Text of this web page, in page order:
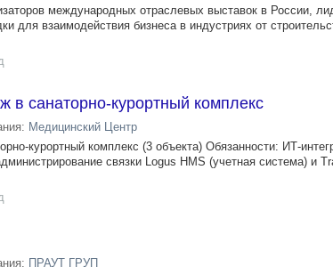
международных отраслевых выставок в России,
взаимодействия бизнеса в индустриях от
в санаторно-курортный комплекс
Медицинский Центр
курортный комплекс (3 объекта) Обязанности: ИТ-
связки Logus HMS (учетная система) и
ПРАУТ ГРУП